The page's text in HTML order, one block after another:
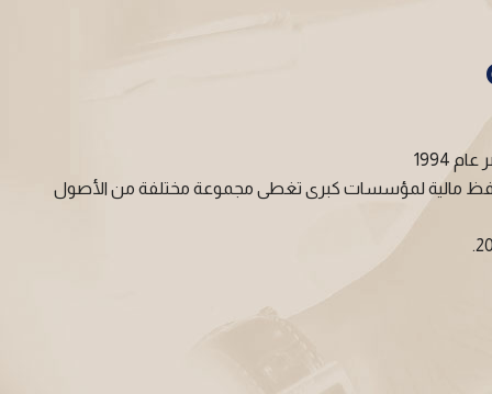
1994
محافظ مالية لمؤسسات كبرى تغطى مجموعة مختلفة من الأصول